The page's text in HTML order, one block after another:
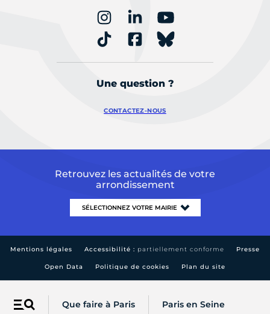
Menu Que faire à Paris Paris en Seine
Une question ?
CONTACTEZ-NOUS
Retrouvez les actualités de votre
arrondissement
Mentions légales Accessibilité : partiellement conforme Presse
Open Data Politique de cookies Plan du site